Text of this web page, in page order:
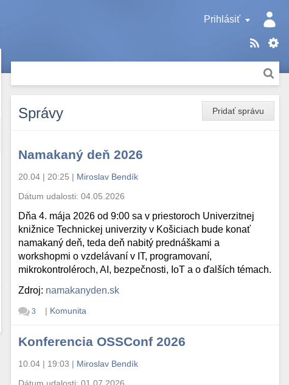
Prihlásiť
Pridať správu
Správy
Namakaný deň 2026
20.04 | 20:25 | Miroslav Bendík
Dátum udalosti:04.05.2026
Dňa 4. mája 2026 od 9:00 sa v priestoroch Univerzitnej
knižnice Technickej univerzity v Košiciach bude konať
namakaný deň, teda deň nabitý prednáškami a
workshopmi o vzdelávaní v IT, programovaní,
mikrokontroléroch, AI, bezpečnosti, IoT a o ďalších témach.
Zdroj: namakanyden.sk
3 | Komunita
Konferencia OSSConf 2026
10.04 | 19:03 | Miroslav Bendík